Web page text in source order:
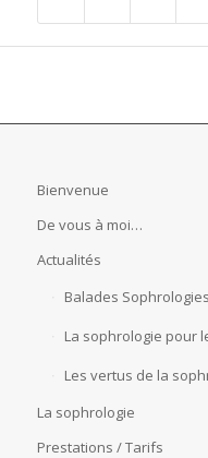
Bienvenue
De vous à moi…
Actualités
Balades
La sophrologie pour
Les vertus de la
La sophrologie
Prestations / Tarifs